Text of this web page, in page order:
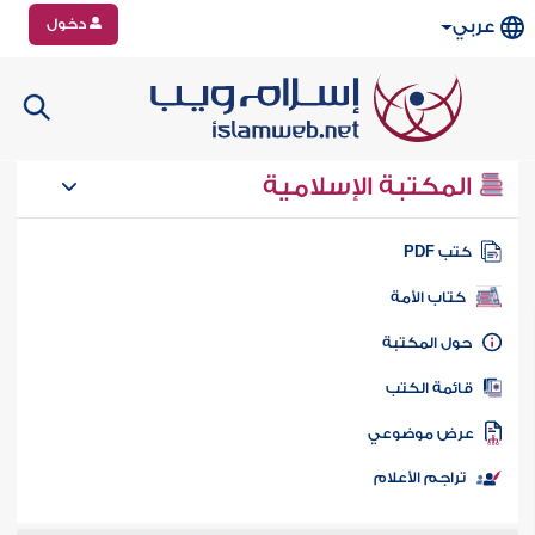
عربي دخول
المكتبة الإسلامية
كتب PDF
كتاب الأمة
المكتبة
الكتب
موضوعي